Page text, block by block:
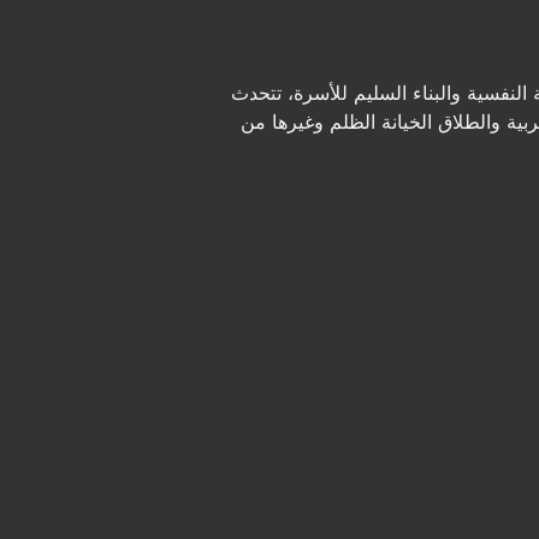
والبناء السليم للأسرة، تتحدث
والطلاق الخيانة الظلم وغيرها من